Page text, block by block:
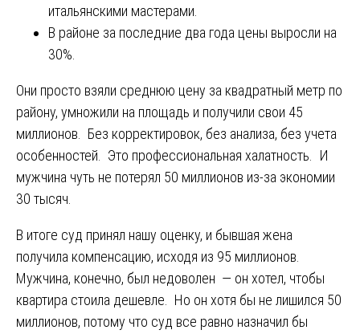
итальянскими мастерами.
В районе за последние два года цены выросли на
30%.
Они просто взяли среднюю цену за квадратный метр по
району, умножили на площадь и получили свои 45
миллионов. Без корректировок, без анализа, без учета
особенностей. Это профессиональная халатность. И
мужчина чуть не потерял 50 миллионов из-за экономии
30 тысяч.
В итоге суд принял нашу оценку, и бывшая жена
получила компенсацию, исходя из 95 миллионов.
Мужчина, конечно, был недоволен — он хотел, чтобы
квартира стоила дешевле. Но он хотя бы не лишился 50
миллионов, потому что суд все равно назначил бы